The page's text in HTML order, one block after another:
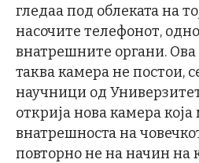
гледаа под облеката на
насочите телефонот,
внатрешните органи. Ова
таква камера не постои,
научници од
открија нова камера
внатрешноста на
повторно не на начин на